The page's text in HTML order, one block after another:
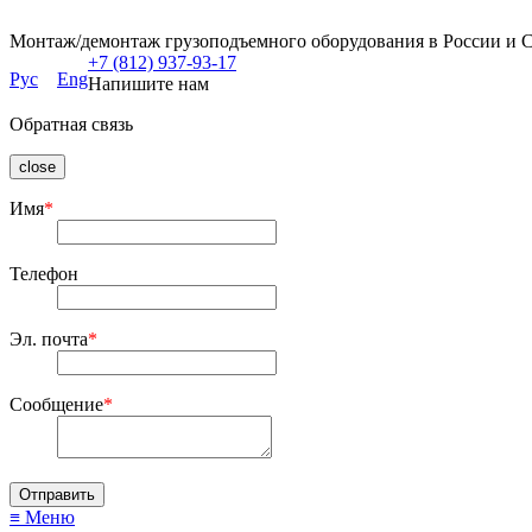
Монтаж/демонтаж грузоподъемного оборудования в России и
Рус
Eng
+7 (812) 937-93-17
Напишите нам
Обратная связь
close
Имя*
Телефон
Эл. почта*
Сообщение*
≡ Меню